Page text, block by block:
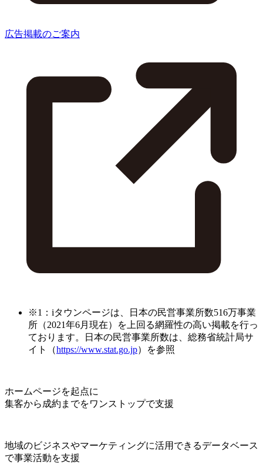
広告掲載のご案内
※1：iタウンページは、日本の民営事業所数516万事業
所（2021年6月現在）を上回る網羅性の高い掲載を行っ
ております。日本の民営事業所数は、総務省統計局サ
イト（https://www.stat.go.jp）を参照
ホームページを起点に
集客から成約までをワンストップで支援
地域のビジネスやマーケティングに活用できるデータベース
で事業活動を支援